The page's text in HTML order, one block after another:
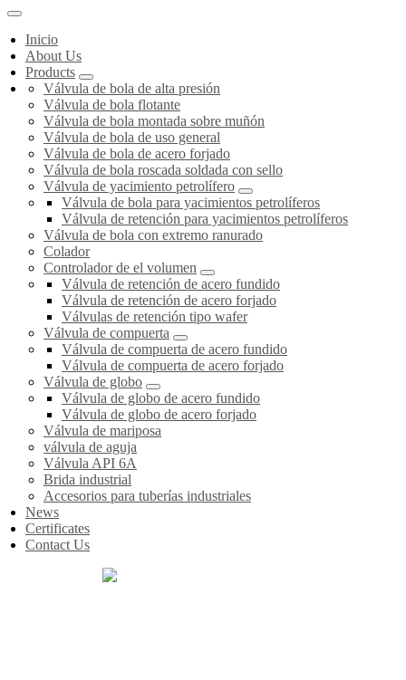
Inicio
About Us
Products
Válvula de bola de alta presión
Válvula de bola flotante
Válvula de bola montada sobre muñón
Válvula de bola de uso general
Válvula de bola de acero forjado
Válvula de bola roscada soldada con sello
Válvula de yacimiento petrolífero
Válvula de bola para yacimientos petrolíferos
Válvula de retención para yacimientos petrolíferos
Válvula de bola con extremo ranurado
Colador
Controlador de el volumen
Válvula de retención de acero fundido
Válvula de retención de acero forjado
Válvulas de retención tipo wafer
Válvula de compuerta
Válvula de compuerta de acero fundido
Válvula de compuerta de acero forjado
Válvula de globo
Válvula de globo de acero fundido
Válvula de globo de acero forjado
Válvula de mariposa
válvula de aguja
Válvula API 6A
Brida industrial
Accesorios para tuberías industriales
News
Certificates
Contact Us